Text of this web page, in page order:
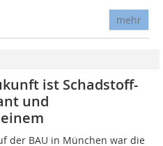
mehr
ist Schadstoff-
und
der BAU in München war die